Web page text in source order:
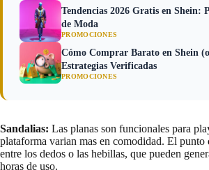
Tendencias 2026 Gratis en Shein:
de Moda
PROMOCIONES
Cómo Comprar Barato en Shein
Estrategias Verificadas
PROMOCIONES
Sandalias: Las planas son funcionales para
plataforma varian mas en comodidad. El punto
entre los dedos o las hebillas, que pueden
horas de uso.